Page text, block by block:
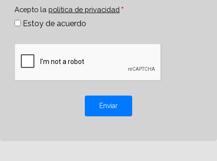
Acepto la política de privacidad
Estoy de acuerdo
Enviar